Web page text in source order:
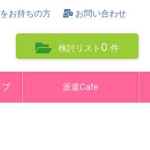
お持ちの方 お問い合わせ
検討リスト 0件
プ 派遣Cafe